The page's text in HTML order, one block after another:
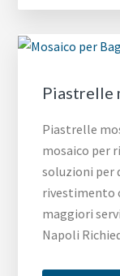
Piastrelle
Piastrelle
mosaico per
soluzioni per
rivestimento
maggiori
Napoli